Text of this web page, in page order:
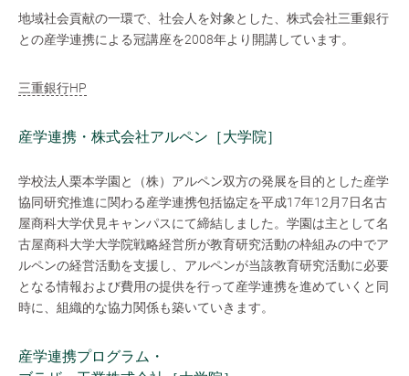
地域社会貢献の一環で、社会人を対象とした、株式会社三重銀行
との産学連携による冠講座を2008年より開講しています。
三重銀行HP
産学連携・株式会社アルペン［大学院］
学校法人栗本学園と（株）アルペン双方の発展を目的とした産学
協同研究推進に関わる産学連携包括協定を平成17年12月7日名古
屋商科大学伏見キャンパスにて締結しました。学園は主として名
古屋商科大学大学院戦略経営所が教育研究活動の枠組みの中でア
ルペンの経営活動を支援し、アルペンが当該教育研究活動に必要
となる情報および費用の提供を行って産学連携を進めていくと同
時に、組織的な協力関係も築いていきます。
産学連携プログラム・